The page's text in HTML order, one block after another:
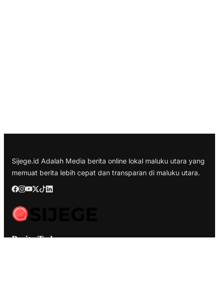
Sijege.id Adalah Media berita online lokal maluku utara yang
memuat berita lebih cepat dan transparan di maluku utara.
Berita Terbaru